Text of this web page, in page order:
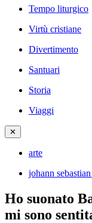
Tempo liturgico
Virtù cristiane
Divertimento
Santuari
Storia
Viaggi
✕
arte
johann
Ho suonato
mi sono